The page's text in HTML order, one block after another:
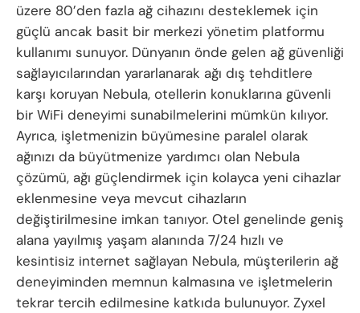
üzere 80’den fazla ağ cihazını desteklemek için
güçlü ancak basit bir merkezi yönetim platformu
kullanımı sunuyor. Dünyanın önde gelen ağ güvenliği
sağlayıcılarından yararlanarak ağı dış tehditlere
karşı koruyan Nebula, otellerin konuklarına güvenli
bir WiFi deneyimi sunabilmelerini mümkün kılıyor.
Ayrıca, işletmenizin büyümesine paralel olarak
ağınızı da büyütmenize yardımcı olan Nebula
çözümü, ağı güçlendirmek için kolayca yeni cihazlar
eklenmesine veya mevcut cihazların
değiştirilmesine imkan tanıyor. Otel genelinde geniş
alana yayılmış yaşam alanında 7/24 hızlı ve
kesintisiz internet sağlayan Nebula, müşterilerin ağ
deneyiminden memnun kalmasına ve işletmelerin
tekrar tercih edilmesine katkıda bulunuyor. Zyxel